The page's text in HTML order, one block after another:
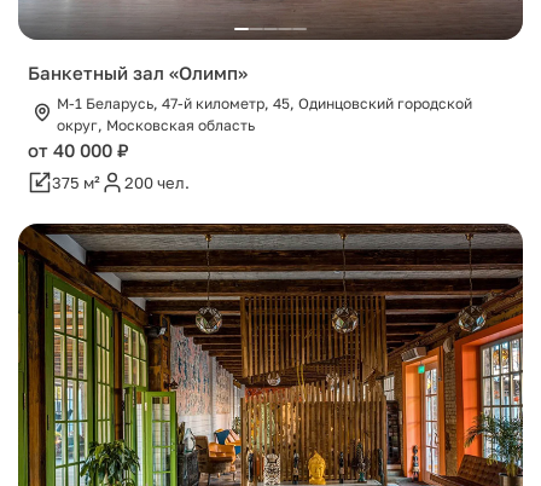
Банкетный зал «Олимп»
М-1 Беларусь, 47-й километр, 45, Одинцовский городской
округ, Московская область
от 40 000 ₽
375 м² 200 чел.